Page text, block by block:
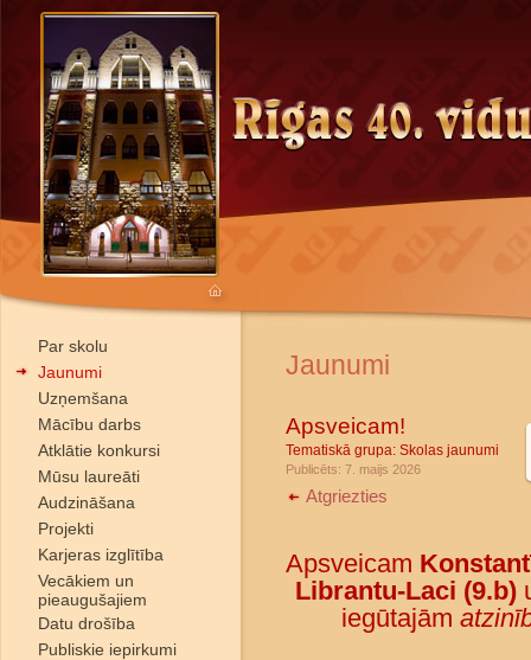
Par skolu
Jaunumi
Uzņemšana
Mācību darbs
Atklātie konkursi
Mūsu laureāti
Audzināšana
Projekti
Karjeras izglītība
Vecākiem un
pieaugušajiem
Datu drošība
Publiskie iepirkumi
Jaunumi
Apsveicam!
Tematiskā grupa: Skolas jaunumi
Publicēts: 7. maijs 2026
Atgriezties
Apsveicam
Librantu-Laci (9.b)
iegūtajām